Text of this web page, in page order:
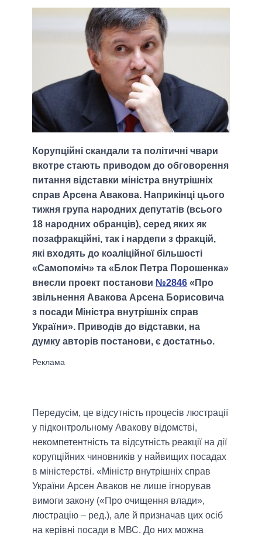
Корупційні скандали та політичні чвари
вкотре стають приводом до обговорення
питання відставки міністра внутрішніх
справ Арсена Авакова. Наприкінці цього
тижня група народних депутатів (всього
18 народних обранців), серед яких як
позафракційні, так і нардепи з фракцій,
які входять до коаліційної більшості
«Самопоміч» та «Блок Петра Порошенка»
внесли проект постанови №2846 «Про
звільнення Авакова Арсена Борисовича
з посади Міністра внутрішніх справ
України». Приводів до відставки, на
думку авторів постанови, є достатньо.
Передусім, це відсутність процесів люстрації
у підконтрольному Авакову відомстві,
некомпетентність та відсутність реакції на дії
корупційних чиновників у найвищих посадах
в міністерстві. «Міністр внутрішніх справ
України Арсен Аваков не лише ігнорував
вимоги закону («Про очищення влади»,
люстрацію – ред.), але й призначав цих осіб
на керівні посади в МВС. До них можна